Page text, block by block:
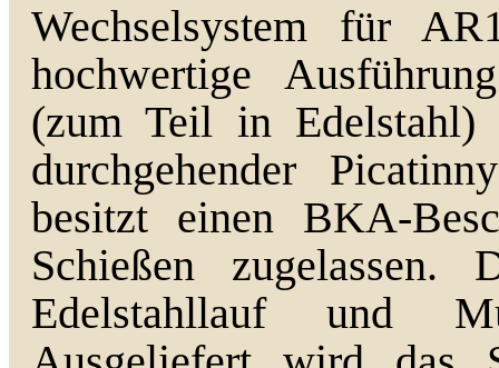
Wechselsystem für
hochwertige
(zum Teil in Edelstahl)
durchgehender
besitzt einen BKA-
Schießen
Edelstahllauf und